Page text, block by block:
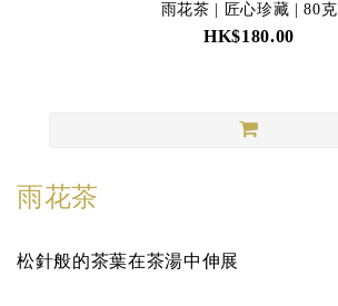
雨花茶 | 匠心珍藏 | 80克
HK$180.00
雨花茶
松針般的茶葉在茶湯中伸展